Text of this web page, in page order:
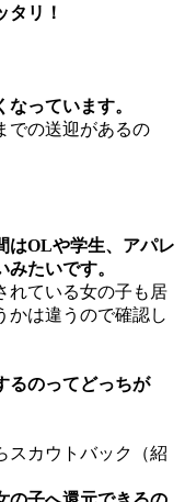
タリ！
っています。
での送迎があるの
はOLや学生、アパレ
たいです。
れている女の子も居
かは違うので確認し
るのってどっちが
スカウトバック（紹